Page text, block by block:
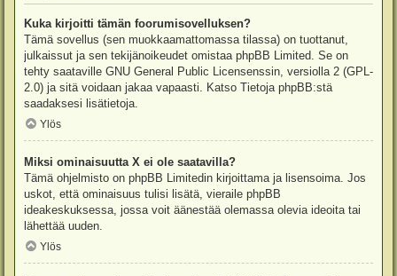
Kuka kirjoitti tämän foorumisovelluksen?
Tämä sovellus (sen muokkaamattomassa tilassa) on tuottanut,
julkaissut ja sen tekijänoikeudet omistaa phpBB Limited . Se on
tehty saataville GNU General Public Licensenssin, versiolla 2 (GPL-
2.0) ja sitä voidaan jakaa vapaasti. Katso Tietoja phpBB:stä
saadaksesi lisätietoja.
Ylös
Miksi ominaisuutta X ei ole saatavilla?
Tämä ohjelmisto on phpBB Limitedin kirjoittama ja lisensoima. Jos
uskot, että ominaisuus tulisi lisätä, vieraile phpBB
ideakeskuksessa , jossa voit äänestää olemassa olevia ideoita tai
lähettää uuden.
Ylös